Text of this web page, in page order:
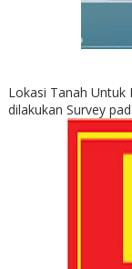
Lokasi Tanah Untuk
dilakukan Survey